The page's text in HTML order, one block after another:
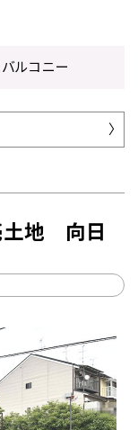
ルコニー
土地 向日